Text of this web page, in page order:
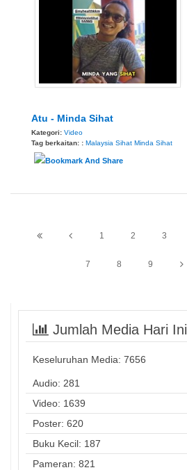
Atu - Minda Sihat
Kategori: Video
Tag berkaitan: : Malaysia Sihat Minda Sihat
1 2 3
7 8 9
Jumlah Media Hari Ini
Keseluruhan Media: 7656
Audio: 281
Video: 1639
Poster: 620
Buku Kecil: 187
Pameran: 821